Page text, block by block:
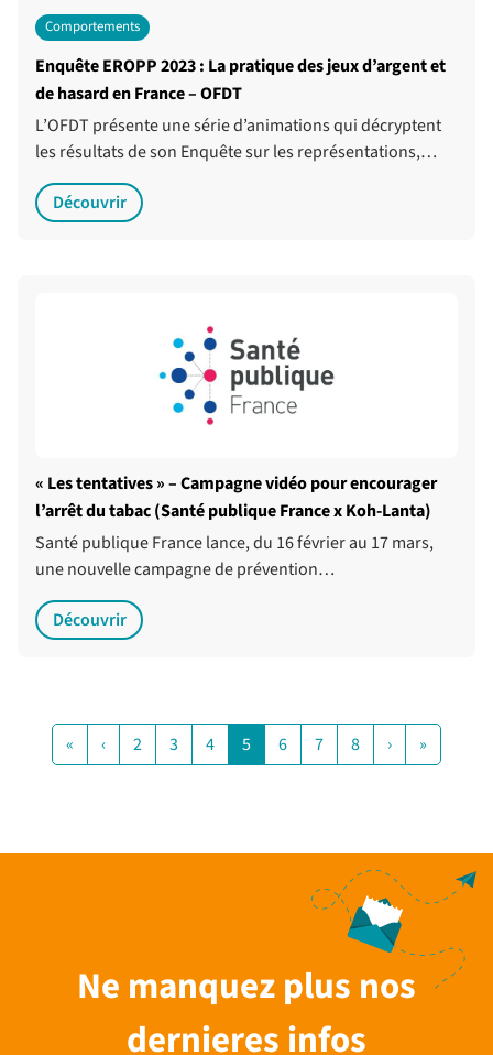
Comportements
Enquête EROPP 2023 : La pratique des jeux d’argent et
de hasard en France – OFDT
L’OFDT présente une série d’animations qui décryptent
les résultats de son Enquête sur les représentations,…
Découvrir
« Les tentatives » – Campagne vidéo pour encourager
l’arrêt du tabac (Santé publique France x Koh-Lanta)
Santé publique France lance, du 16 février au 17 mars,
une nouvelle campagne de prévention…
Découvrir
« ‹ 2 3 4 5 6 7 8 › »
Ne manquez plus nos
dernieres infos